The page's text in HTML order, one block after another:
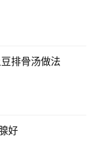
排骨汤做法
好